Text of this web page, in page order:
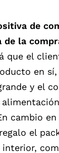
de
de la
que el
en
y el
cambio
el